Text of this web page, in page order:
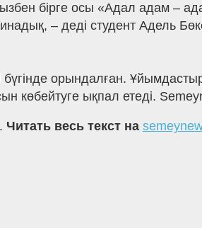
бірге осы «Адал адам –
– деді студент Адель
бүгінде орындалған.
көбейтуге ықпал етеді.
Читать весь текст на